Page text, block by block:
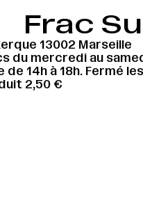
Frac
13002 Marseille
du mercredi au
14h à 18h. Fermé
2,50 €